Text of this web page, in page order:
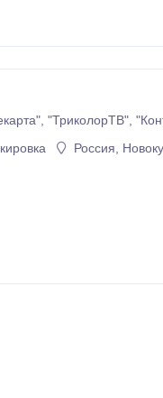
"ТриколорТВ",
Россия,